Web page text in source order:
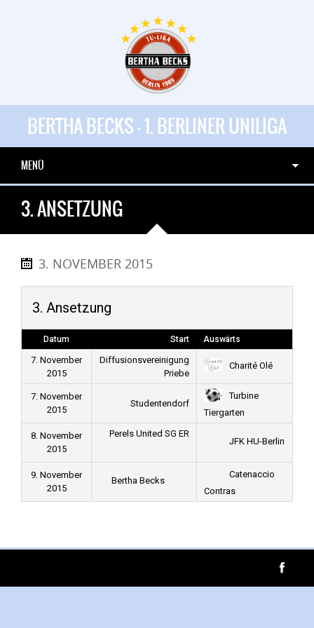
BERTHA BECKS - 1. BERLINER UNILIGA
MENÜ
3. ANSETZUNG
3. NOVEMBER 2015
3. Ansetzung
Datum Start Auswärts
7. November
2015
Diffusionsvereinigung
Priebe
Charité Olé
7. November
2015
Studentendorf
Turbine
Tiergarten
8. November
2015
Perels United SG ER
JFK HU-Berlin
9. November
2015
Bertha Becks
Catenaccio
Contras